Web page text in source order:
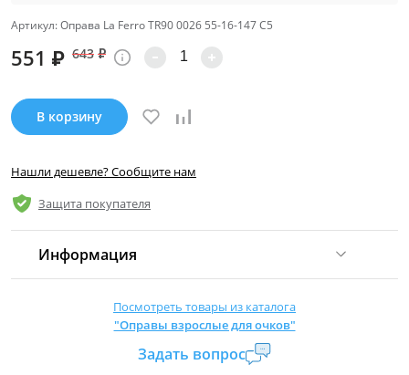
Артикул: Оправа La Ferro TR90 0026 55-16-147 C5
551 ₽ 643 ₽
В корзину
Нашли дешевле? Сообщите нам
Защита покупателя
Информация
Страна производитель:Китай
Уровень доступа:0
Посмотреть товары из каталога
"Оправы взрослые для очков"
Задать вопрос